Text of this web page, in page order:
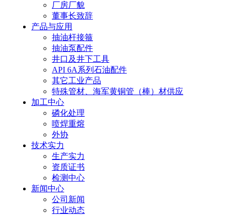
厂房厂貌
董事长致辞
产品与应用
抽油杆接箍
抽油泵配件
井口及井下工具
API 6A系列石油配件
其它工业产品
特殊管材、海军黄铜管（棒）材供应
加工中心
磷化处理
喷焊重熔
外协
技术实力
生产实力
资质证书
检测中心
新闻中心
公司新闻
行业动态